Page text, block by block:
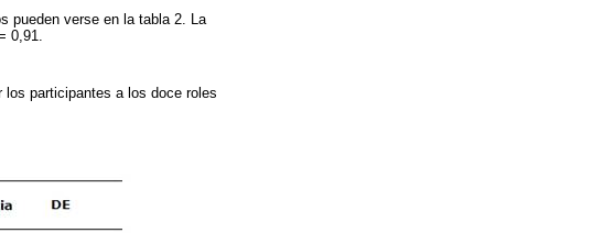
pueden verse en la tabla 2. La
0,91.
los participantes a los doce roles